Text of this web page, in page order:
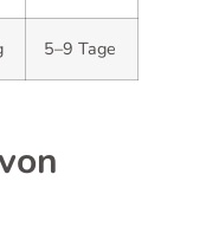
5–9 Tage